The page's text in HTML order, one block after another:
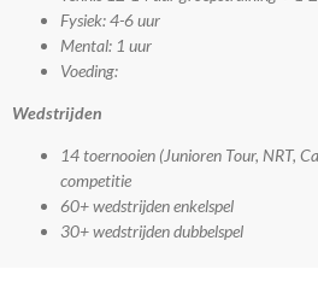
Fysiek: 4-6 uur
Mental: 1 uur
Voeding:
Wedstrijden
14 toernooien (Junioren Tour, NRT,
competitie
60+ wedstrijden enkelspel
30+ wedstrijden dubbelspel